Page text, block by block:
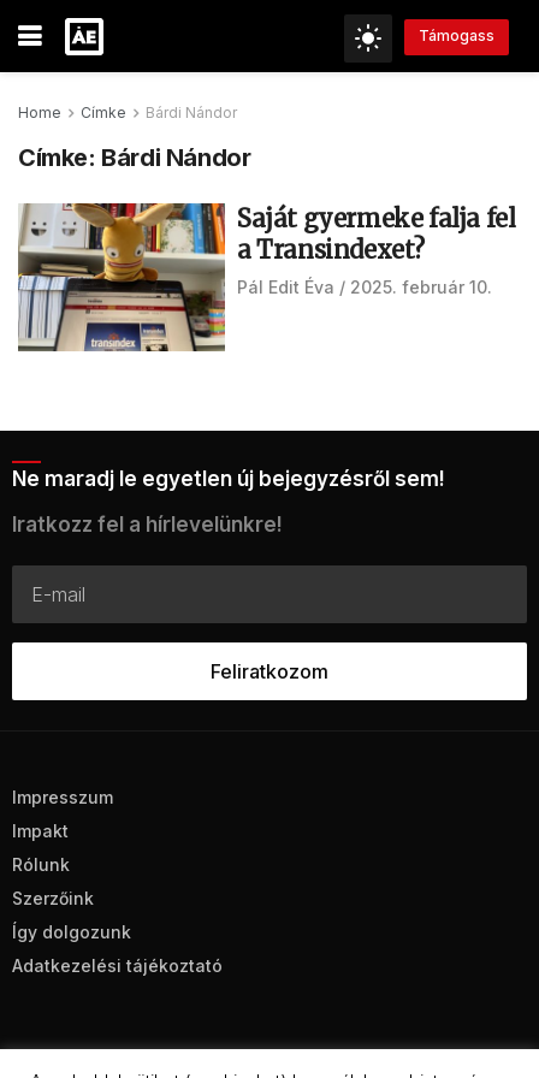
Támogass
Home Címke Bárdi Nándor
Címke: Bárdi Nándor
Saját gyermeke falja fel
a Transindexet?
Pál Edit Éva 2025. február 10.
Ne maradj le egyetlen új bejegyzésről sem!
Iratkozz fel a hírlevelünkre!
Impresszum
Impakt
Rólunk
Szerzőink
Így dolgozunk
Adatkezelési tájékoztató